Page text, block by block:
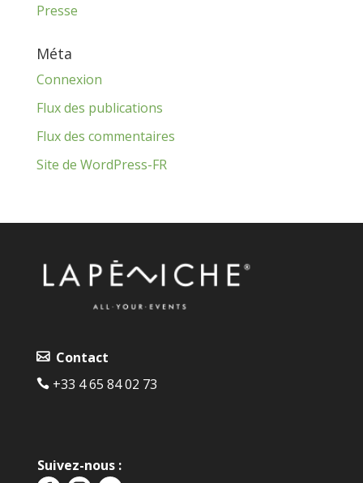
Presse
Méta
Connexion
Flux des publications
Flux des commentaires
Site de WordPress-FR
Contact
+33 4 65 84 02 73‬‬
Suivez-nous :